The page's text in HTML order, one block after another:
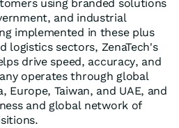
using branded solutions
and industrial
implemented in these plus
logistics sectors, ZenaTech's
drive speed, accuracy, and
operates through global
Europe, Taiwan, and UAE, and
and global network of